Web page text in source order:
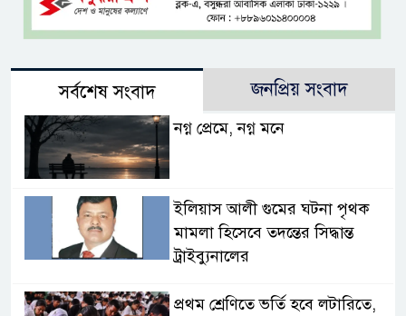
সর্বশেষ সংবাদ জনপ্রিয় সংবাদ
নগ্ন প্রেমে, নগ্ন মনে
ইলিয়াস আলী গুমের ঘটনা পৃথক
মামলা হিসেবে তদন্তের সিদ্ধান্ত
ট্রাইব্যুনালের
প্রথম শ্রেণিতে ভর্তি হবে লটারিতে,